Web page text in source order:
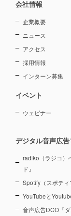
会社情報
企業概要
ニュース
アクセス
採用情報
インターン募集
イベント
ウェビナー
デジタル音声広
radiko（ラジコ）
ド』
Spotify（スポティ
YouTubeと
音声広告DCO『